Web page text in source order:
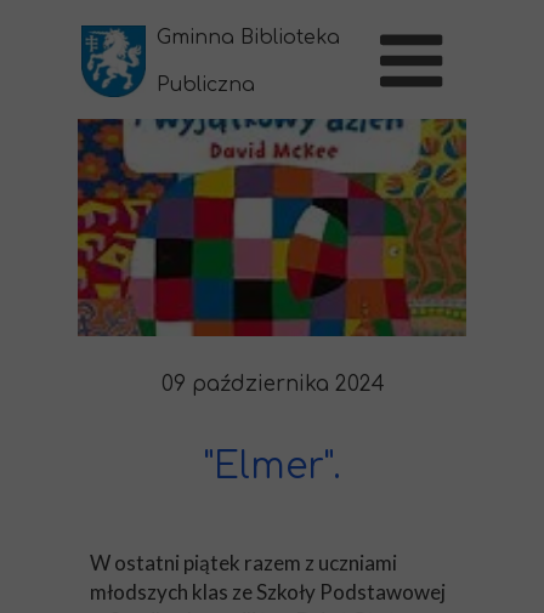
09 października 2024
"Elmer".
W ostatni piątek razem z uczniami
młodszych klas ze Szkoły Podstawowej
Gminna Biblioteka
Publiczna
w Sernikach